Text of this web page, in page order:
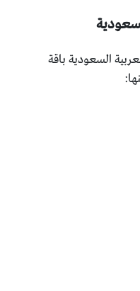
السعودية باقة